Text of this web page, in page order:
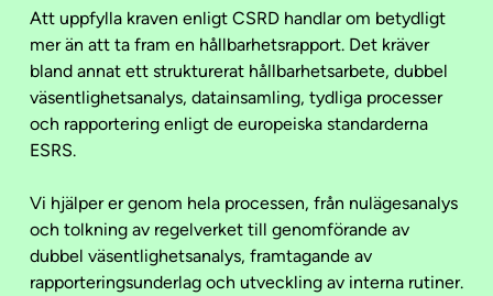
Att uppfylla kraven enligt CSRD handlar om betydligt
mer än att ta fram en hållbarhetsrapport. Det kräver
bland annat ett strukturerat hållbarhetsarbete, dubbel
väsentlighetsanalys, datainsamling, tydliga processer
och rapportering enligt de europeiska standarderna
ESRS.
Vi hjälper er genom hela processen, från nulägesanalys
och tolkning av regelverket till genomförande av
dubbel väsentlighetsanalys, framtagande av
rapporteringsunderlag och utveckling av interna rutiner.